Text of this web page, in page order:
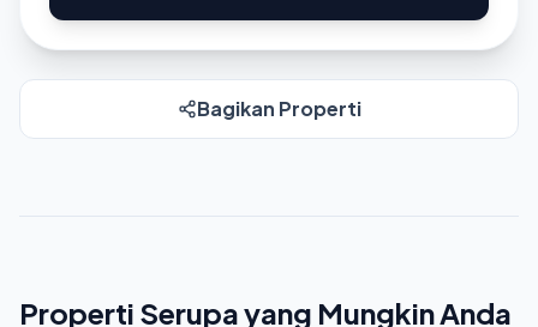
Bagikan Properti
Properti Serupa yang Mungkin Anda